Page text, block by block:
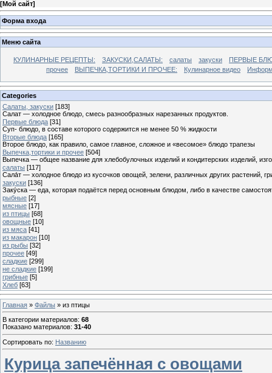
[Мой сайт]
Форма входа
Меню сайта
КУЛИНАРНЫЕ РЕЦЕПТЫ: ЗАКУСКИ,САЛАТЫ: салаты закуски
ПЕРВЫЕ
прочее
ВЫПЕЧКА,ТОРТИКИ И ПРОЧЕЕ: Кулинарное видео
Categories
Cалаты, закуски [183]
Салат — холодное блюдо, смесь разнообразных нарезанных продуктов.
Первые блюда [31]
Суп- блюдо, в составе которого содержится не менее 50 % жидкости
Вторые блюда [165]
Второе блюдо, как правило, самое главное, сложное и «весомое» блюдо трапезы
Выпечка,тортики и прочее [504]
Выпечка — общее название для хлебобулочных изделий и кондитерских изделий,
салаты [117]
Сала́т — холодное блюдо из кусочков овощей, зелени, различных других растений,
закуски [136]
Заку́ска — еда, которая подаётся перед основным блюдом, либо в качестве
рыбные [2]
мясные [17]
из птицы [68]
овощные [10]
из мяса [41]
из макарон [10]
из рыбы [32]
прочее [49]
сладкие [299]
не сладкие [199]
грибные [5]
Хлеб [63]
Главная » Файлы » из птицы
В категории материалов: 68
Показано материалов: 31-40
Сортировать по: Названию
Курица запечённая с овощами